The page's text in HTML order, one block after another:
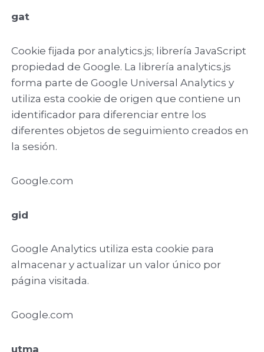
gat
Cookie fijada por analytics.js; librería JavaScript
propiedad de Google. La librería analytics.js
forma parte de Google Universal Analytics y
utiliza esta cookie de origen que contiene un
identificador para diferenciar entre los
diferentes objetos de seguimiento creados en
la sesión.
Google.com
gid
Google Analytics utiliza esta cookie para
almacenar y actualizar un valor único por
página visitada.
Google.com
utma